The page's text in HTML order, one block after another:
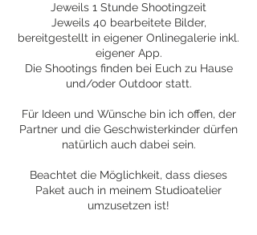
Jeweils 1 Stunde Shootingzeit
Jeweils 40 bearbeitete Bilder,
bereitgestellt in eigener Onlinegalerie inkl.
eigener App.
Die Shootings finden bei Euch zu Hause
und/oder Outdoor statt.
Für Ideen und Wünsche bin ich offen, der
Partner und die Geschwisterkinder dürfen
natürlich auch dabei sein.
Beachtet die Möglichkeit, dass dieses
Paket auch in meinem Studioatelier
umzusetzen ist!